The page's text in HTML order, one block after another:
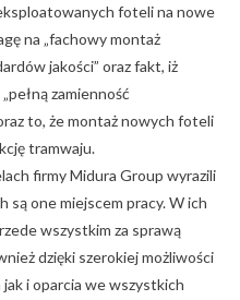
foteli na nowe
na „fachowy montaż
jakości” oraz fakt, iż
zamienność
to, że montaż nowych foteli
tramwaju.
firmy Midura Group wyrazili
są one miejscem pracy. W ich
wszystkim za sprawą
dzięki szerokiej możliwości
i oparcia we wszystkich